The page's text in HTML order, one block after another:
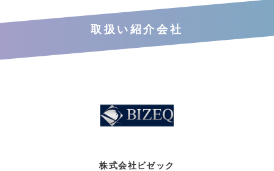
取扱い紹介会社
株式会社ビゼック